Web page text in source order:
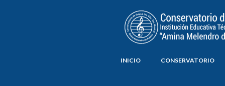
INICIO CONSERVATORIO